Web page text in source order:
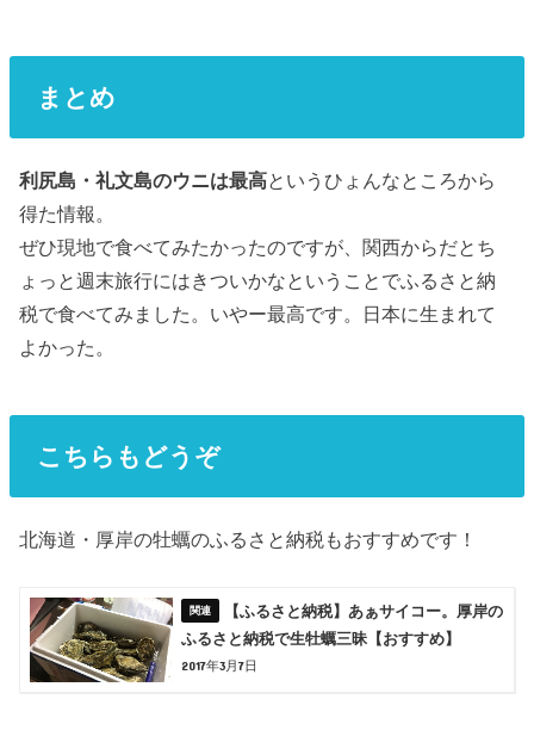
まとめ
利尻島・礼文島のウニは最高というひょんなところから
得た情報。
ぜひ現地で食べてみたかったのですが、関西からだとち
ょっと週末旅行にはきついかなということでふるさと納
税で食べてみました。いやー最高です。日本に生まれて
よかった。
こちらもどうぞ
北海道・厚岸の牡蠣のふるさと納税もおすすめです！
【ふるさと納税】あぁサイコー。厚岸の
ふるさと納税で生牡蠣三昧【おすすめ】
2017年3月7日